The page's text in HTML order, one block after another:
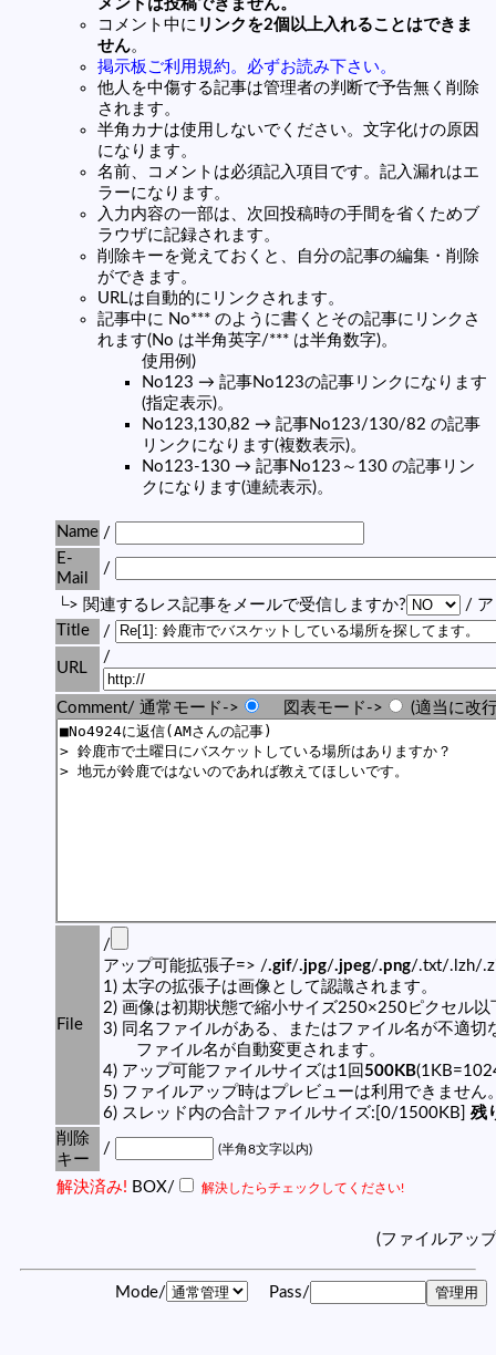
メントは投稿できません。
コメント中に リンクを2個以上入れることはできま
せん。
掲示板ご利用規約。必ずお読み下さい。
他人を中傷する記事は管理者の判断で予告無く削除
されます。
半角カナは使用しないでください。文字化けの原因
になります。
名前、コメントは必須記入項目です。記入漏れはエ
ラーになります。
入力内容の一部は、次回投稿時の手間を省くためブ
ラウザに記録されます。
削除キーを覚えておくと、自分の記事の編集・削除
ができます。
URLは自動的にリンクされます。
記事中に No*** のように書くとその記事にリンクさ
れます(No は半角英字/*** は半角数字)。
使用例)
No123 → 記事No123の記事リンクになります
(指定表示)。
No123,130,82 → 記事No123/130/82 の記事
リンクになります(複数表示)。
No123-130 → 記事No123～130 の記事リン
クになります(連続表示)。
Name /
E-
Mail
/
└> 関連するレス記事をメールで受信しますか?
/ ア
Title
/
URL
/
Comment/ 通常モード-> 図表モード-> (適当に改
File
/
アップ可能拡張子=> /.gif/.jpg/.jpeg/.png/.txt/.lzh/
1) 太字の拡張子は画像として認識されます。
2) 画像は初期状態で縮小サイズ250×250ピクセル以
3) 同名ファイルがある、またはファイル名が不適切
ファイル名が自動変更されます。
4) アップ可能ファイルサイズは1回 500KB
5) ファイルアップ時はプレビューは利用できません
6) スレッド内の合計ファイルサイズ:[0/1500KB] 残
削除
キー
/ (半角8文字以内)
解決済み! BOX/ 解決したらチェックしてください!
(ファイルアッ
Mode/ Pass/